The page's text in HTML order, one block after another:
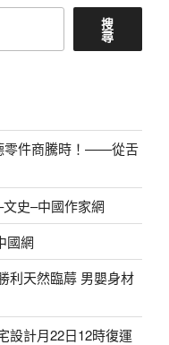
搜
尋
零件商騰時！——從舌
史–中國作家網
國網
利天然臨蓐 男嬰身材
設計月22日12時復運